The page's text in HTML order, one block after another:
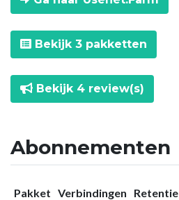
Bekijk 3 pakketten
Bekijk 4 review(s)
Abonnementen
Pakket Verbindingen Retentie